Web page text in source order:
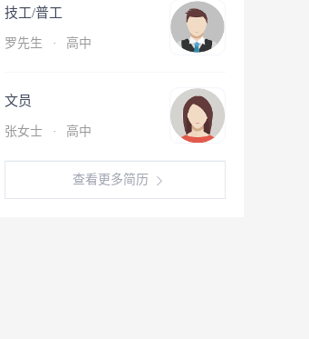
技工/普工
罗先生 · 高中
文员
张女士 · 高中
查看更多简历